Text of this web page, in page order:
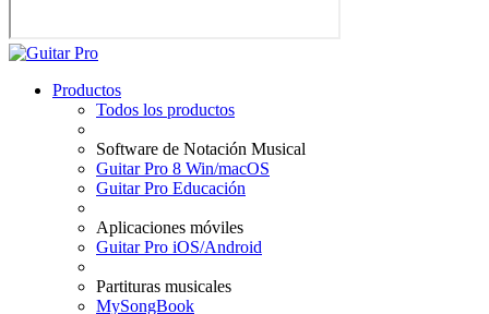
Productos
Todos los productos
Software de Notación Musical
Guitar Pro 8 Win/macOS
Guitar Pro Educación
Aplicaciones móviles
Guitar Pro iOS/Android
Partituras musicales
MySongBook